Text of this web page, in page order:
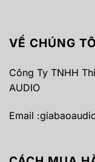
VỀ CHÚNG
Công Ty TNHH
AUDIO
Email :